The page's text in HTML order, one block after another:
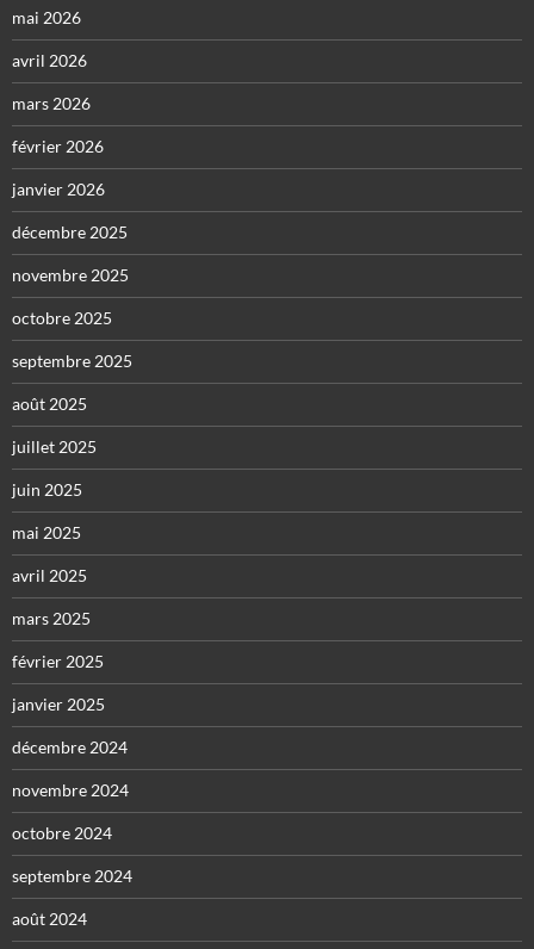
mai 2026
avril 2026
mars 2026
février 2026
janvier 2026
décembre 2025
novembre 2025
octobre 2025
septembre 2025
août 2025
juillet 2025
juin 2025
mai 2025
avril 2025
mars 2025
février 2025
janvier 2025
décembre 2024
novembre 2024
octobre 2024
septembre 2024
août 2024